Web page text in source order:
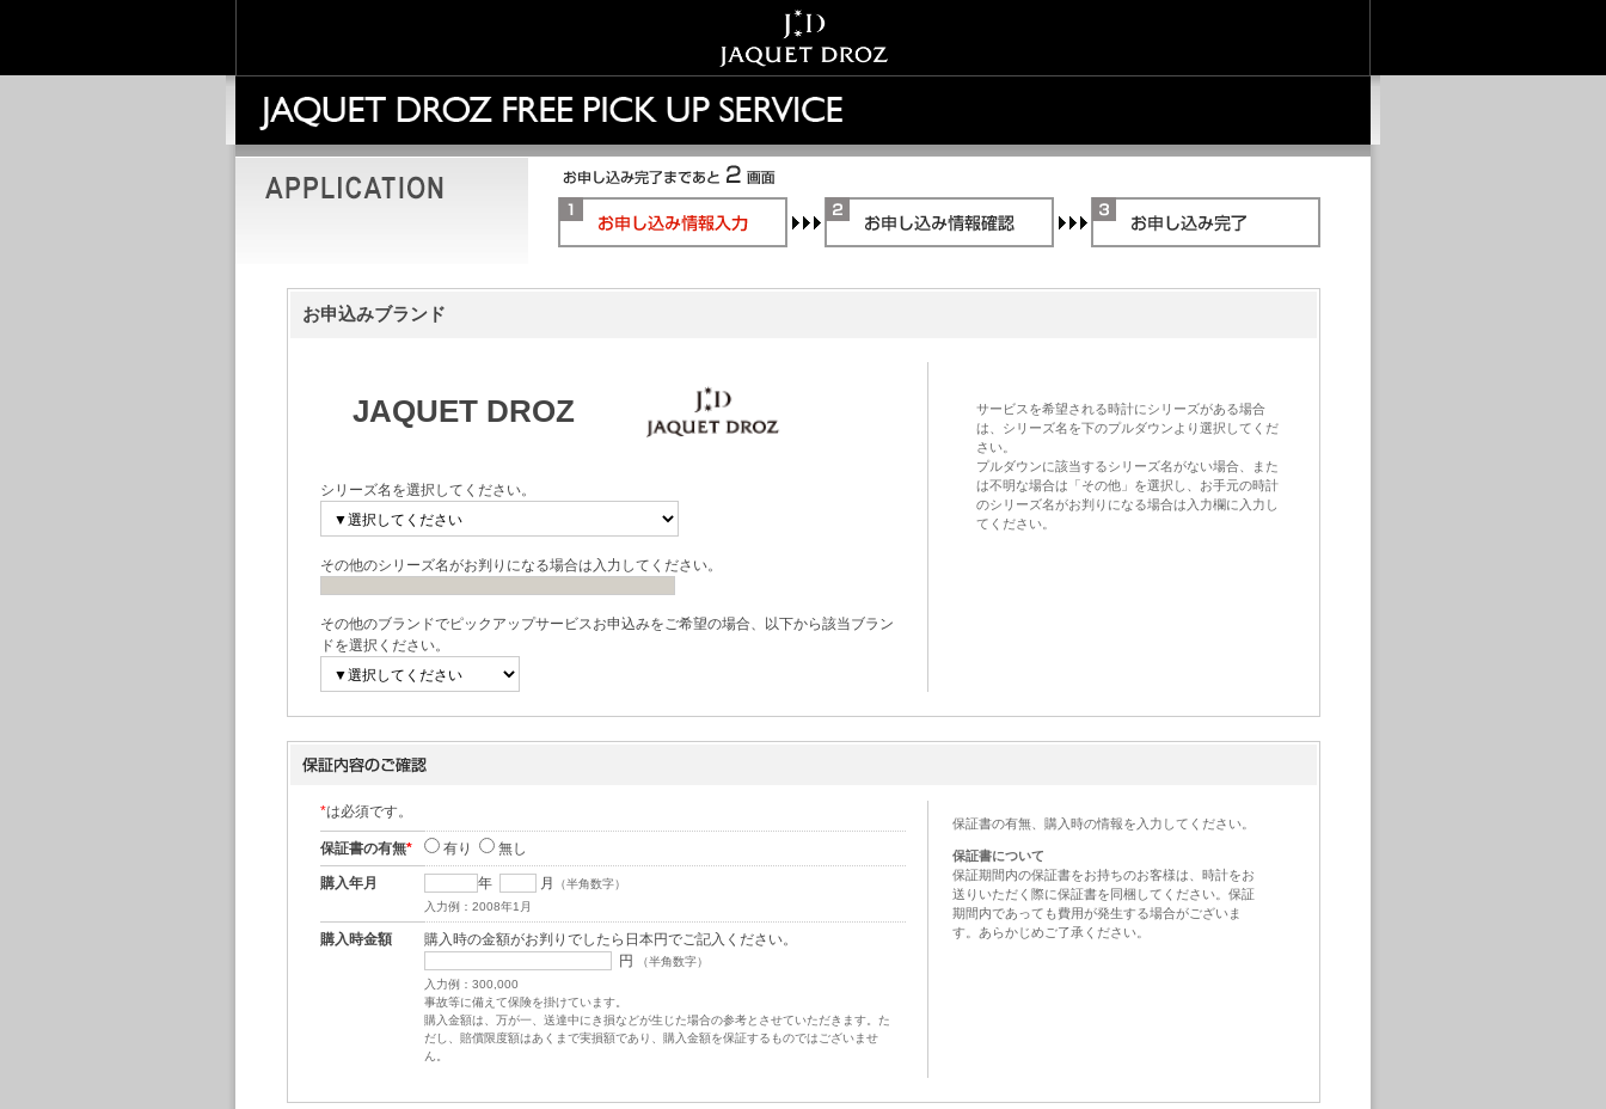
お申込みブランド
JAQUET DROZ
シリーズ名を選択してください。
その他のシリーズ名がお判りになる場合は入力してください。
その他のブランドでピックアップサービスお申込みをご希望の場合、以下から該当ブラン
ドを選択ください。
サービスを希望される時計にシリーズがある場合
は、シリーズ名を下のプルダウンより選択してくだ
さい。
プルダウンに該当するシリーズ名がない場合、また
は不明な場合は「その他」を選択し、お手元の時計
のシリーズ名がお判りになる場合は入力欄に入力し
てください。
*は必須です。
保証書の有無* 有り 無し
購入年月 年 月
（半角数字）
入力例：2008年1月
購入時金額
購入時の金額がお判りでしたら日本円でご記入ください。
円 （半角数字）
入力例：300,000
事故等に備えて保険を掛けています。
購入金額は、万が一、送達中にき損などが生じた場合の参考とさせていただきます。た
だし、賠償限度額はあくまで実損額であり、購入金額を保証するものではございませ
ん。
保証書の有無、購入時の情報を入力してください。
保証書について
保証期間内の保証書をお持ちのお客様は、時計をお
送りいただく際に保証書を同梱してください。保証
期間内であっても費用が発生する場合がございま
す。あらかじめご了承ください。